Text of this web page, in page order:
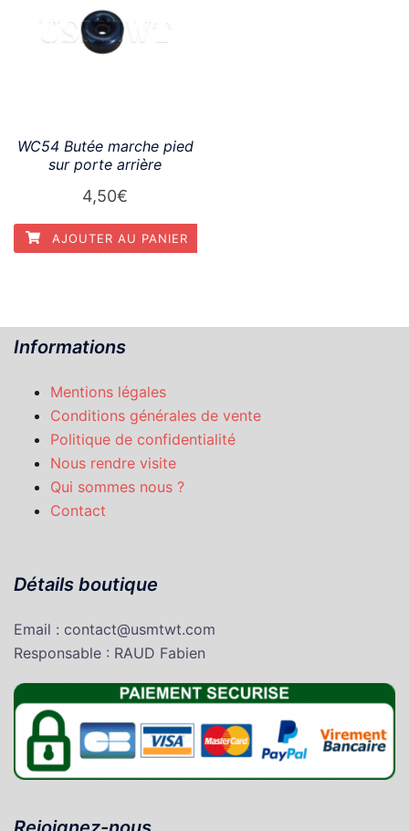
WC54 Butée marche pied
sur porte arrière
4,50€
AJOUTER AU PANIER
Informations
Mentions légales
Conditions générales de vente
Politique de confidentialité
Nous rendre visite
Qui sommes nous ?
Contact
Détails boutique
Email : contact@usmtwt.com
Responsable : RAUD Fabien